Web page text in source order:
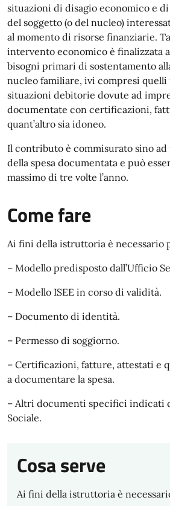
situazioni di disagio economico e
del soggetto (o del nucleo)
al momento di risorse finanziarie.
intervento economico è finalizzata
bisogni primari di sostentamento
nucleo familiare, ivi compresi quelli
situazioni debitorie dovute ad
documentate con certificazioni,
quant’altro sia idoneo.
Il contributo è commisurato sino ad
della spesa documentata e può
massimo di tre volte l’anno.
Come fare
Ai fini della istruttoria è necessario
– Modello predisposto dall’Ufficio
– Modello ISEE in corso di validità.
– Documento di identità.
– Permesso di soggiorno.
– Certificazioni, fatture, attestati e
a documentare la spesa.
– Altri documenti specifici indicati
Sociale.
Cosa serve
Ai fini della istruttoria è